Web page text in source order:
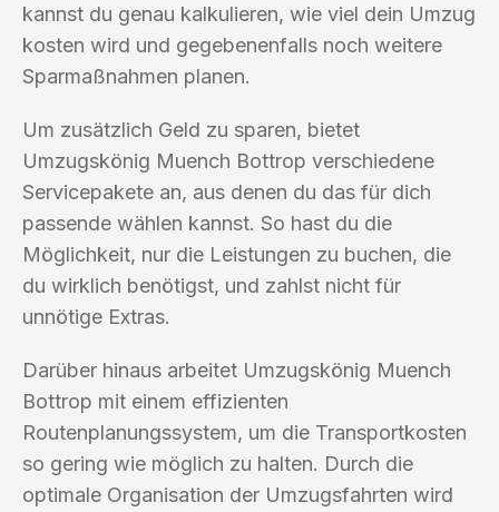
kannst du genau kalkulieren, wie viel dein Umzug
kosten wird und gegebenenfalls noch weitere
Sparmaßnahmen planen.
Um zusätzlich Geld zu sparen, bietet
Umzugskönig Muench Bottrop verschiedene
Servicepakete an, aus denen du das für dich
passende wählen kannst. So hast du die
Möglichkeit, nur die Leistungen zu buchen, die
du wirklich benötigst, und zahlst nicht für
unnötige Extras.
Darüber hinaus arbeitet Umzugskönig Muench
Bottrop mit einem effizienten
Routenplanungssystem, um die Transportkosten
so gering wie möglich zu halten. Durch die
optimale Organisation der Umzugsfahrten wird